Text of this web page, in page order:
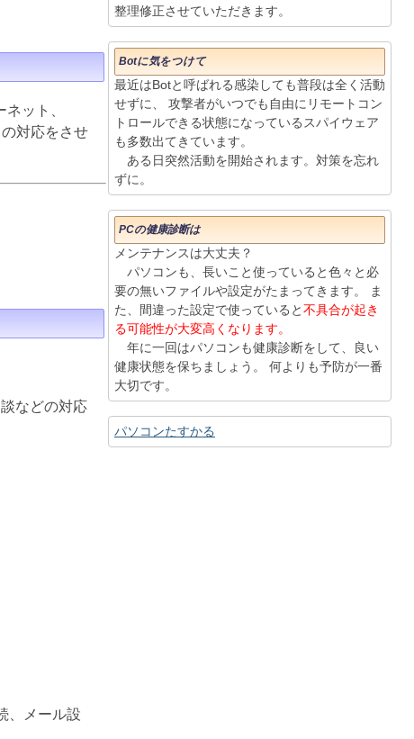
ット、
対応をさせ
などの対応
、メール設
整理修正させていただきます。
Botに気をつけて
最近はBotと呼ばれる感染しても普段は全く活動
せずに、 攻撃者がいつでも自由にリモートコン
トロールできる状態になっているスパイウェア
も多数出てきています。
ある日突然活動を開始されます。対策を忘れ
ずに。
PCの健康診断は
メンテナンスは大丈夫？
パソコンも、長いこと使っていると色々と必
要の無いファイルや設定がたまってきます。 ま
た、間違った設定で使っていると不具合が起き
る可能性が大変高くなります。
年に一回はパソコンも健康診断をして、良い
健康状態を保ちましょう。 何よりも予防が一番
大切です。
パソコンたすかる